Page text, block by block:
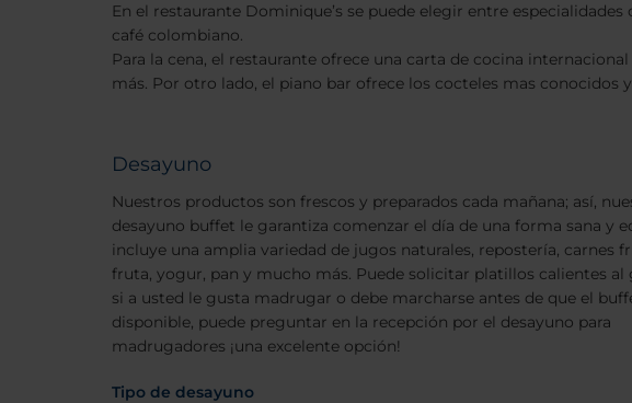
En el restaurante Dominique’s se puede elegir entre
café colombiano.
Para la cena, el restaurante ofrece una carta de cocina
más. Por otro lado, el piano bar ofrece los cocteles mas conocidos
Desayuno
Nuestros productos son frescos y preparados cada mañana; así,
desayuno buffet le garantiza comenzar el día de una forma sana y
incluye una amplia variedad de jugos naturales, repostería, carnes
fruta, yogur, pan y mucho más. Puede solicitar platillos calientes al
si a usted le gusta madrugar o debe marcharse antes de que el
disponible, puede preguntar en la recepción por el desayuno para
madrugadores ¡una excelente opción!
Tipo de desayuno